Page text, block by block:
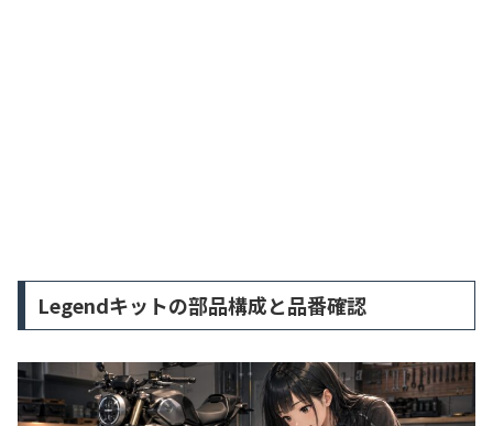
Legendキットの部品構成と品番確認